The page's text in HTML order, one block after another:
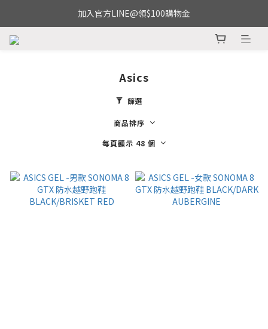
加入官方LINE@領$100購物金
Asics
篩選
商品排序
每頁顯示 48 個